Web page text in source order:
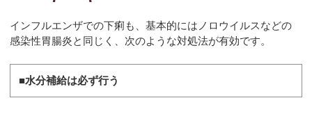
インフルエンザでの下痢も、基本的にはノロウイルスなどの
感染性胃腸炎と同じく、次のような対処法が有効です。
■水分補給は必ず行う